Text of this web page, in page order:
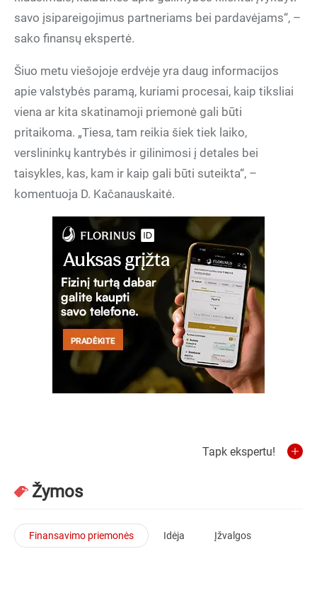
savo įsipareigojimus partneriams bei pardavėjams“, –
sako finansų ekspertė.
Šiuo metu viešojoje erdvėje yra daug informacijos
apie valstybės paramą, kuriami procesai, kaip tiksliai
viena ar kita skatinamoji priemonė gali būti
pritaikoma. „Tiesa, tam reikia šiek tiek laiko,
verslininkų kantrybės ir gilinimosi į detales bei
taisykles, kas, kam ir kaip gali būti suteikta“, –
komentuoja D. Kačanauskaitė.
Tapk ekspertu!
Žymos
Finansavimo priemonės Idėja Įžvalgos